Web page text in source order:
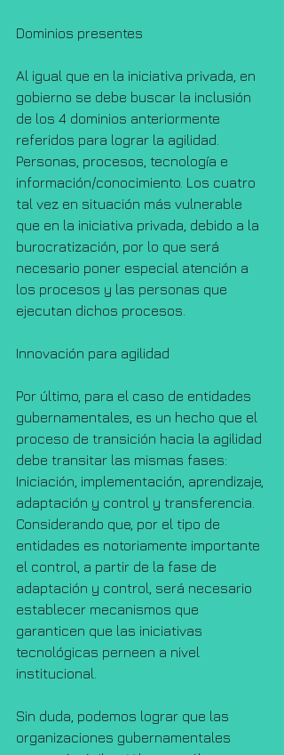
Dominios presentes
Al igual que en la iniciativa privada, en
gobierno se debe buscar la inclusión
de los 4 dominios anteriormente
referidos para lograr la agilidad.
Personas, procesos, tecnología e
información/conocimiento. Los cuatro
tal vez en situación más vulnerable
que en la iniciativa privada, debido a la
burocratización, por lo que será
necesario poner especial atención a
los procesos y las personas que
ejecutan dichos procesos.
Innovación para agilidad
Por último, para el caso de entidades
gubernamentales, es un hecho que el
proceso de transición hacia la agilidad
debe transitar las mismas fases:
Iniciación, implementación, aprendizaje,
adaptación y control y transferencia.
Considerando que, por el tipo de
entidades es notoriamente importante
el control, a partir de la fase de
adaptación y control, será necesario
establecer mecanismos que
garanticen que las iniciativas
tecnológicas perneen a nivel
institucional.
Sin duda, podemos lograr que las
organizaciones gubernamentales